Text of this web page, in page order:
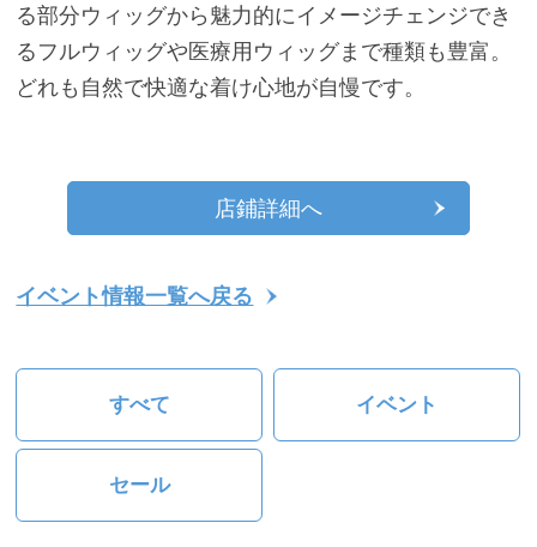
る部分ウィッグから魅力的にイメージチェンジでき
るフルウィッグや医療用ウィッグまで種類も豊富。
どれも自然で快適な着け心地が自慢です。
店鋪詳細へ
イベント情報一覧へ戻る
すべて イベント
セール